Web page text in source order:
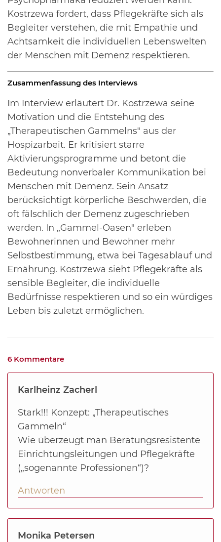
Kostrzewa fordert, dass Pflegekräfte sich als
Begleiter verstehen, die mit Empathie und
Achtsamkeit die individuellen Lebenswelten
der Menschen mit Demenz respektieren.
Zusammenfassung des Interviews
Im Interview erläutert Dr. Kostrzewa seine
Motivation und die Entstehung des
„Therapeutischen Gammelns" aus der
Hospizarbeit. Er kritisiert starre
Aktivierungsprogramme und betont die
Bedeutung nonverbaler Kommunikation bei
Menschen mit Demenz. Sein Ansatz
berücksichtigt körperliche Beschwerden, die
oft fälschlich der Demenz zugeschrieben
werden. In „Gammel-Oasen" erleben
Bewohnerinnen und Bewohner mehr
Selbstbestimmung, etwa bei Tagesablauf und
Ernährung. Kostrzewa sieht Pflegekräfte als
sensible Begleiter, die individuelle
Bedürfnisse respektieren und so ein würdiges
Leben bis zuletzt ermöglichen.
6 Kommentare
Karlheinz Zacherl
Stark!!! Konzept: „Therapeutisches
Gammeln“
Wie überzeugt man Beratungsresistente
Einrichtungsleitungen und Pflegekräfte
(„sogenannte Professionen“)?
Antworten
Monika Petersen